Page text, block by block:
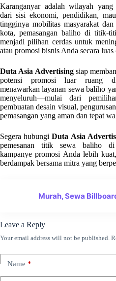
Karanganyar adalah wilayah
dari sisi ekonomi, pendidikan,
tingginya mobilitas masyarakat
kota, pemasangan baliho di titik-
menjadi pilihan cerdas untuk
atau promosi bisnis Anda secara
Duta Asia Advertisingsiap
potensi promosi luar ruang
menawarkan layanan sewa baliho
menyeluruh—mulai dari
pembuatan desain visual,
pemasangan yang aman dan tepat
Segera hubungiDuta Asia
pemesanan titik sewa baliho di
kampanye promosi Anda lebih
berdampak bersama mitra yang
Murah, Sewa
Leave a Reply
Your email address will not be published.
Name*